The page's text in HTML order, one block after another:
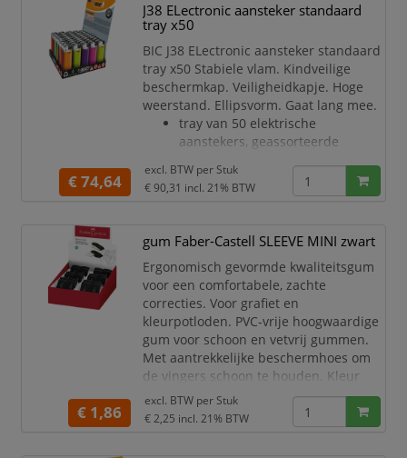
J38 ELectronic aansteker standaard
tray x50
BIC J38 ELectronic aansteker standaard
tray x50 Stabiele vlam. Kindveilige
beschermkap. Veiligheidkapje. Hoge
weerstand. Ellipsvorm. Gaat lang mee.
tray van 50 elektrische
aanstekers, geassorteerde
€ 74,64
excl. BTW per Stuk
€ 90,31 incl. 21% BTW
gum Faber-Castell SLEEVE MINI zwart
Ergonomisch gevormde kwaliteitsgum
voor een comfortabele, zachte
correcties. Voor grafiet en
kleurpotloden. PVC-vrije hoogwaardige
gum voor schoon en vetvrij gummen.
Met aantrekkelijke beschermhoes om
de vingers schoon te houden. Kleur
zwart. Latex vrij.
Faber-Castell gum Sleeve Mini
€ 1,86
excl. BTW per Stuk
€ 2,25 incl. 21% BTW